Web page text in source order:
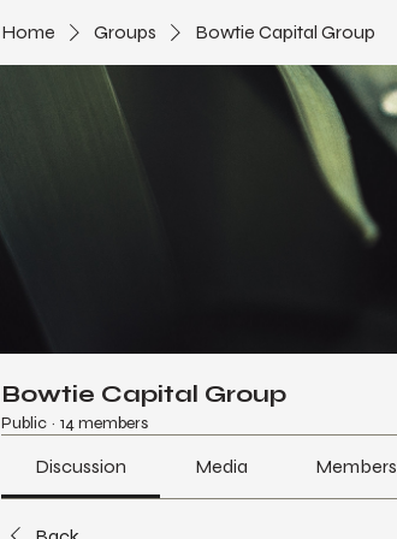
Home Groups Bowtie Capital Group
Bowtie Capital Group
Public · 14 members
Discussion Media Members